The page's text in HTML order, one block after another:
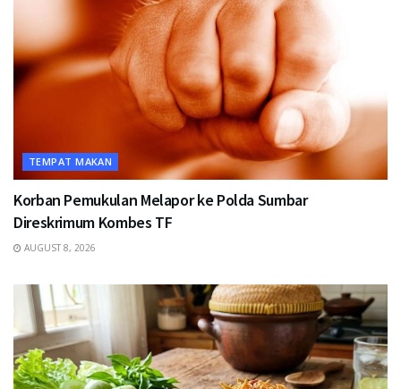
TEMPAT MAKAN
Korban Pemukulan Melapor ke Polda Sumbar
Direskrimum Kombes TF
AUGUST 8, 2026